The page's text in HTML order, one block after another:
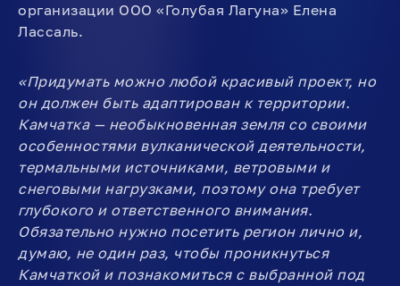
организации ООО «Голубая Лагуна» Елена
Лассаль.
«Придумать можно любой красивый проект, но
он должен быть адаптирован к территории.
Камчатка — необыкновенная земля со своими
особенностями вулканической деятельности,
термальными источниками, ветровыми и
снеговыми нагрузками, поэтому она требует
глубокого и ответственного внимания.
Обязательно нужно посетить регион лично и,
думаю, не один раз, чтобы проникнуться
Камчаткой и познакомиться с выбранной под